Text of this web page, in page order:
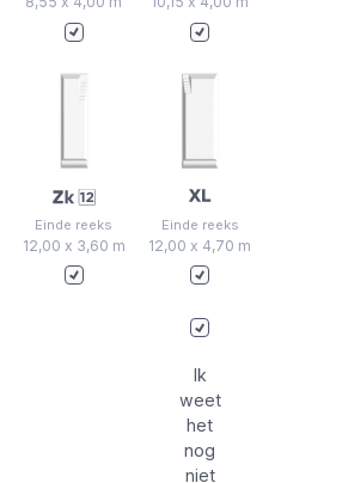
Einde reeks
12,00 x 3,60 m
Einde reeks
12,00 x 4,70 m
Ik
weet
het
nog
niet